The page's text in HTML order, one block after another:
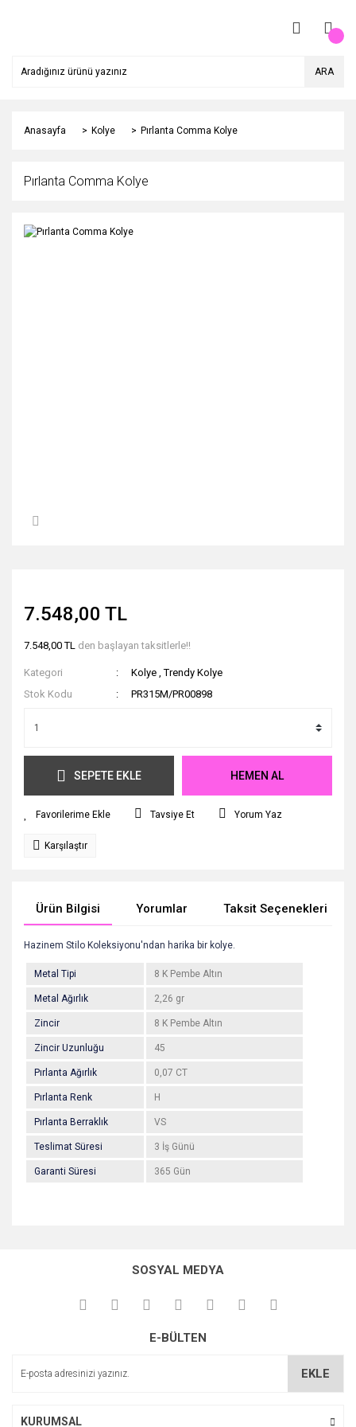
ARA
Anasayfa Kolye Pırlanta Comma Kolye
Pırlanta Comma Kolye
7.548,00 TL
7.548,00 TL den başlayan taksitlerle!!
Kategori Kolye ,Trendy Kolye
Stok Kodu
PR315M/PR00898
SEPETE EKLE HEMEN AL
Tavsiye Et Yorum Yaz
Karşılaştır
Ürün Bilgisi Yorumlar Taksit Seçenekleri
Hazinem Stilo Koleksiyonu'ndan harika bir kolye.
Metal Tipi 8 K Pembe Altın
Metal Ağırlık 2,26 gr
Zincir 8 K Pembe Altın
Zincir Uzunluğu 45
Pırlanta Ağırlık 0,07 CT
Pırlanta Renk H
Pırlanta Berraklık VS
Teslimat Süresi 3 İş Günü
Garanti Süresi 365 Gün
kullanarak tarafımıza iletebilirsiniz.
Görüş ve önerileriniz için teşekkür ederiz.
Ürün açıklamasında eksik bilgiler bulunuyor.
SOSYAL MEDYA
E-BÜLTEN
EKLE
KURUMSAL